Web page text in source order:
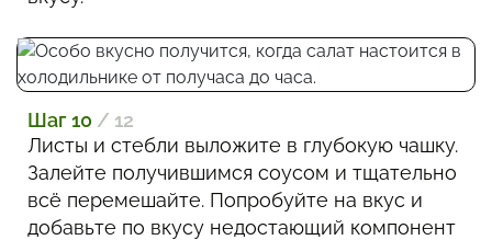
Шаг 10 / 12
Листы и стебли выложите в глубокую чашку.
Залейте получившимся соусом и тщательно
всё перемешайте. Попробуйте на вкус и
добавьте по вкусу недостающий компонент